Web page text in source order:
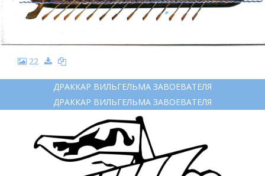
22
ДРАККАР ВИЛЬГЕЛЬМА ЗАВОЕВАТЕЛЯ
ДРАККАР ВИЛЬГЕЛЬМА ЗАВОЕВАТЕЛЯ